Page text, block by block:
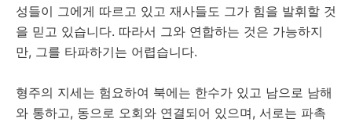
성들이 그에게 따르고 있고 재사들도 그가 힘을 발휘할 것
을 믿고 있습니다. 따라서 그와 연합하는 것은 가능하지
만, 그를 타파하기는 어렵습니다.
형주의 지세는 험요하여 북에는 한수가 있고 남으로 남해
와 통하고, 동으로 오회와 연결되어 있으며, 서로는 파촉